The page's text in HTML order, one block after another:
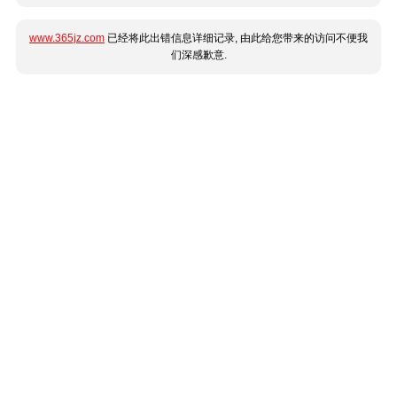
www.365jz.com 已经将此出错信息详细记录, 由此给您带来的访问不便我
们深感歉意.